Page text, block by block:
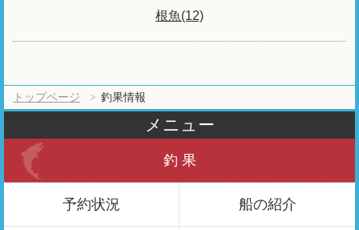
根魚(12)
トップページ 釣果情報
メニュー
釣 果
予約状況 船の紹介